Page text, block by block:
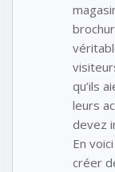
qu’ils
leurs
devez
En
créer